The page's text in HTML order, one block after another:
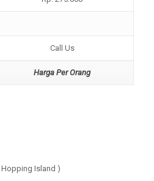
Call Us
Harga Per Orang
Island )